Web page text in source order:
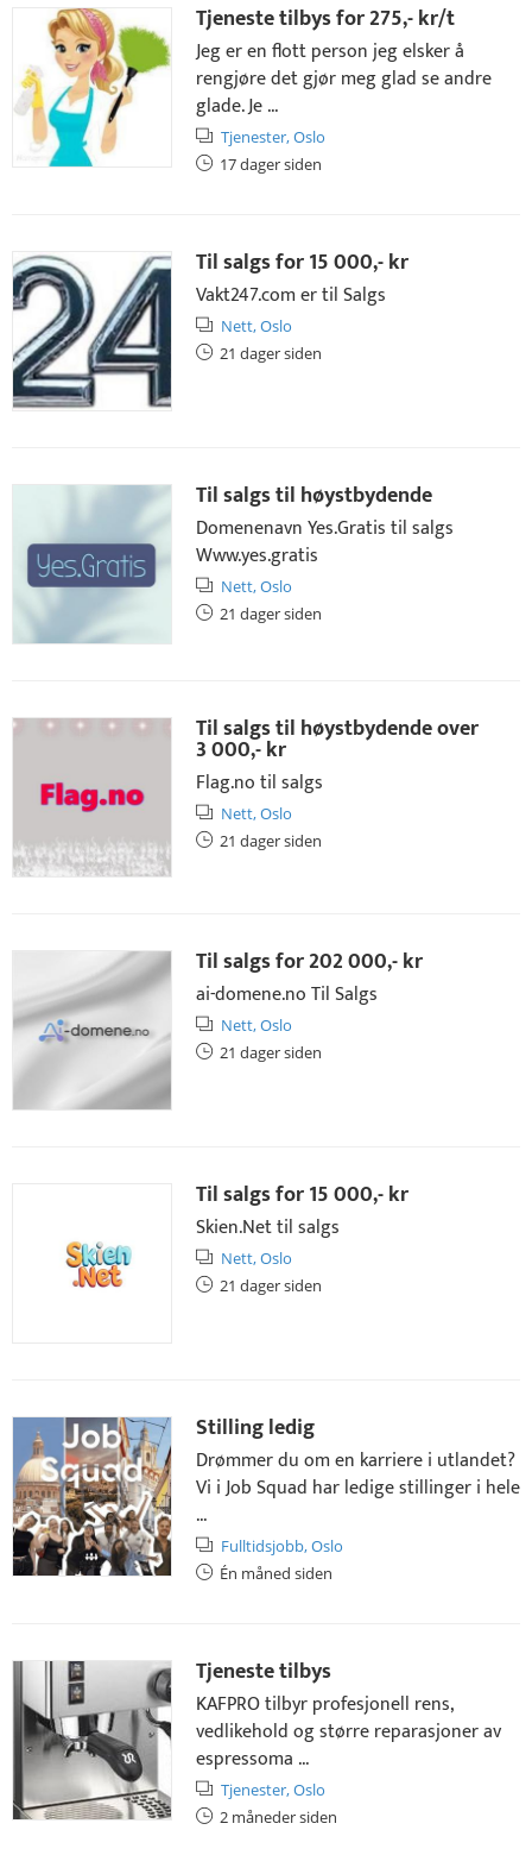
Tjeneste tilbys for275,- kr/t
Jeg er en flott person jeg elsker å
rengjøre det gjør meg glad se andre
glade. Je ...
Tjenester,Oslo
17 dager siden
Til salgs for15 000,- kr
Vakt247.com er til Salgs
Nett,Oslo
21 dager siden
Til salgs til høystbydende
Domenenavn Yes.Gratis til salgs
Www.yes.gratis
Nett,Oslo
21 dager siden
Til salgs til høystbydende over
3 000,- kr
Flag.no til salgs
Nett,Oslo
21 dager siden
Til salgs for202 000,- kr
ai-domene.no Til Salgs
Nett,Oslo
21 dager siden
Til salgs for15 000,- kr
Skien.Net til salgs
Nett,Oslo
21 dager siden
Stilling ledig
Drømmer du om en karriere i utlandet?
Vi i Job Squad har ledige stillinger i hele
...
Fulltidsjobb,Oslo
Én måned siden
Tjeneste tilbys
KAFPRO tilbyr profesjonell rens,
vedlikehold og større reparasjoner av
espressoma ...
Tjenester,Oslo
2 måneder siden